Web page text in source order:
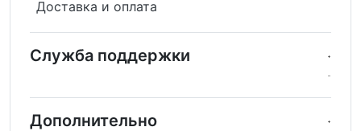
Доставка и оплата
Служба поддержки
Дополнительно